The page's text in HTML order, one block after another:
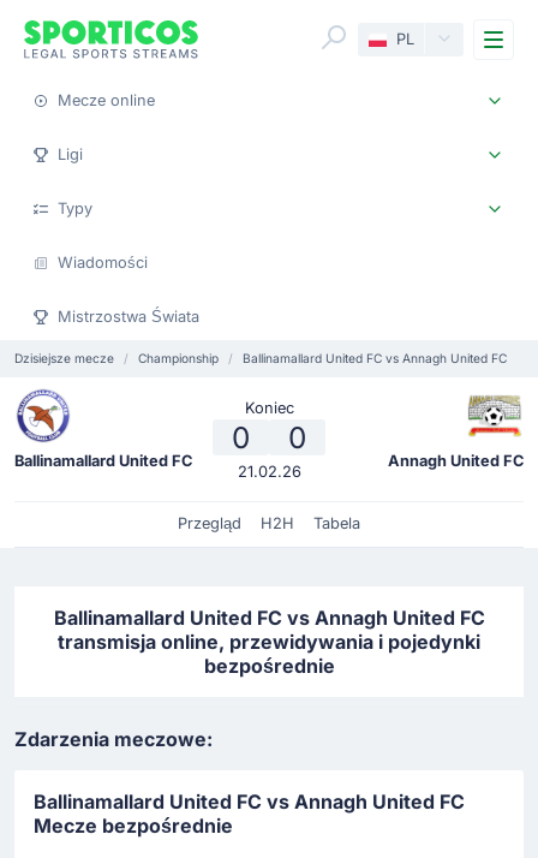
PL
Mecze online
Ligi
Typy
Wiadomości
Mistrzostwa Świata
Dzisiejsze mecze Championship Ballinamallard United FC vs Annagh United FC
Ballinamallard United FC
Koniec
0 0
21.02.26
Annagh United FC
Przegląd H2H Tabela
Ballinamallard United FC vs Annagh United FC
transmisja online, przewidywania i pojedynki
bezpośrednie
Zdarzenia meczowe:
Ballinamallard United FC vs Annagh United FC
Mecze bezpośrednie